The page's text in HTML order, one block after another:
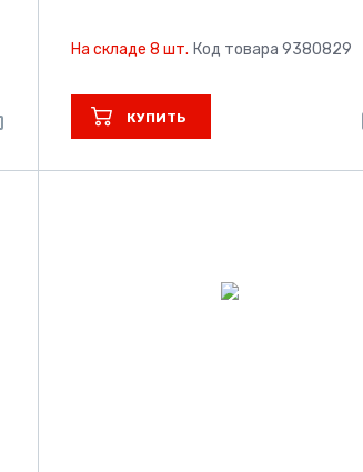
На складе 8 шт. Код товара 9380829
КУПИТЬ